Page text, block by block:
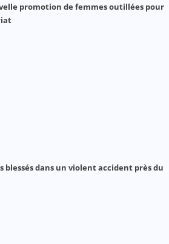
promotion de femmes outillées pour
dans un violent accident près du